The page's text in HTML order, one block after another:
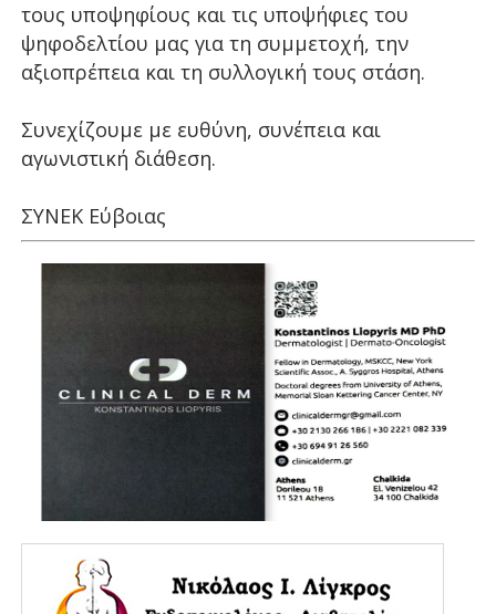
τους υποψηφίους και τις υποψήφιες του
ψηφοδελτίου μας για τη συμμετοχή, την
αξιοπρέπεια και τη συλλογική τους στάση.
Συνεχίζουμε με ευθύνη, συνέπεια και
αγωνιστική διάθεση.
ΣΥΝΕΚ Εύβοιας